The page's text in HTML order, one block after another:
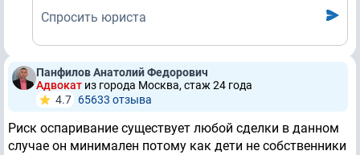
Спросить юриста
Панфилов Анатолий Федорович
Адвокат из города Москва, стаж 24 годa
4.7 65633 отзывa
Риск оспаривание существует любой сделки в данном
случае он минимален потому как дети не собственники